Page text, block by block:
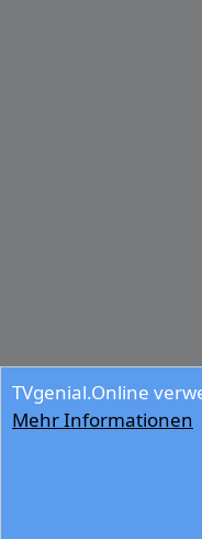
TVgenial.Online
Mehr Informationen